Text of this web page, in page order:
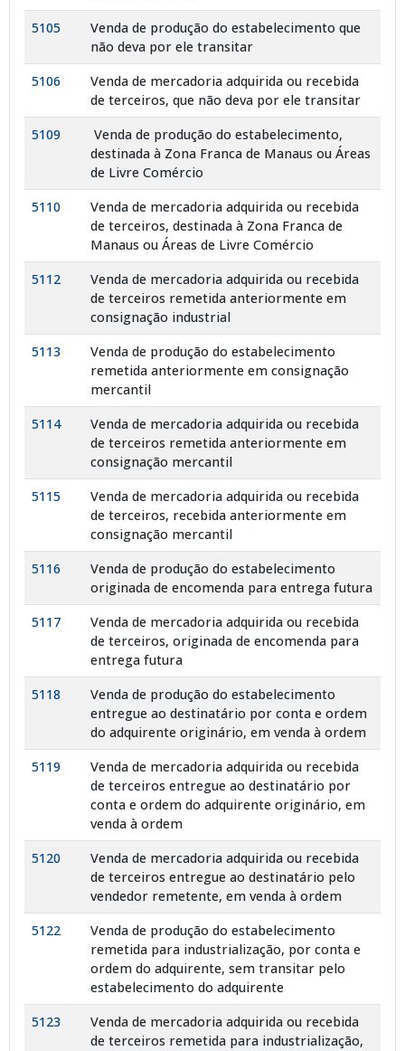
5105
Venda de produção do estabelecimento que
não deva por ele transitar
5106
Venda de mercadoria adquirida ou recebida
de terceiros, que não deva por ele transitar
5109
Venda de produção do estabelecimento,
destinada à Zona Franca de Manaus ou Áreas
de Livre Comércio
5110
Venda de mercadoria adquirida ou recebida
de terceiros, destinada à Zona Franca de
Manaus ou Áreas de Livre Comércio
5112
Venda de mercadoria adquirida ou recebida
de terceiros remetida anteriormente em
consignação industrial
5113
Venda de produção do estabelecimento
remetida anteriormente em consignação
mercantil
5114
Venda de mercadoria adquirida ou recebida
de terceiros remetida anteriormente em
consignação mercantil
5115
Venda de mercadoria adquirida ou recebida
de terceiros, recebida anteriormente em
consignação mercantil
5116
Venda de produção do estabelecimento
originada de encomenda para entrega futura
5117
Venda de mercadoria adquirida ou recebida
de terceiros, originada de encomenda para
entrega futura
5118
Venda de produção do estabelecimento
entregue ao destinatário por conta e ordem
do adquirente originário, em venda à ordem
5119
Venda de mercadoria adquirida ou recebida
de terceiros entregue ao destinatário por
conta e ordem do adquirente originário, em
venda à ordem
5120
Venda de mercadoria adquirida ou recebida
de terceiros entregue ao destinatário pelo
vendedor remetente, em venda à ordem
5122
Venda de produção do estabelecimento
remetida para industrialização, por conta e
ordem do adquirente, sem transitar pelo
estabelecimento do adquirente
5123
Venda de mercadoria adquirida ou recebida
de terceiros remetida para industrialização,